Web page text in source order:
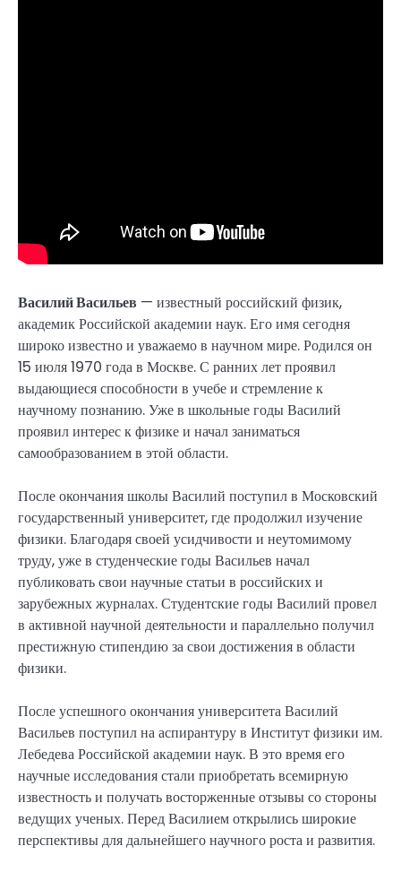
Василий Васильев — известный российский физик,
академик Российской академии наук. Его имя сегодня
широко известно и уважаемо в научном мире. Родился он
15 июля 1970 года в Москве. С ранних лет проявил
выдающиеся способности в учебе и стремление к
научному познанию. Уже в школьные годы Василий
проявил интерес к физике и начал заниматься
самообразованием в этой области.
После окончания школы Василий поступил в Московский
государственный университет, где продолжил изучение
физики. Благодаря своей усидчивости и неутомимому
труду, уже в студенческие годы Васильев начал
публиковать свои научные статьи в российских и
зарубежных журналах. Студентские годы Василий провел
в активной научной деятельности и параллельно получил
престижную стипендию за свои достижения в области
физики.
После успешного окончания университета Василий
Васильев поступил на аспирантуру в Институт физики им.
Лебедева Российской академии наук. В это время его
научные исследования стали приобретать всемирную
известность и получать восторженные отзывы со стороны
ведущих ученых. Перед Василием открылись широкие
перспективы для дальнейшего научного роста и развития.